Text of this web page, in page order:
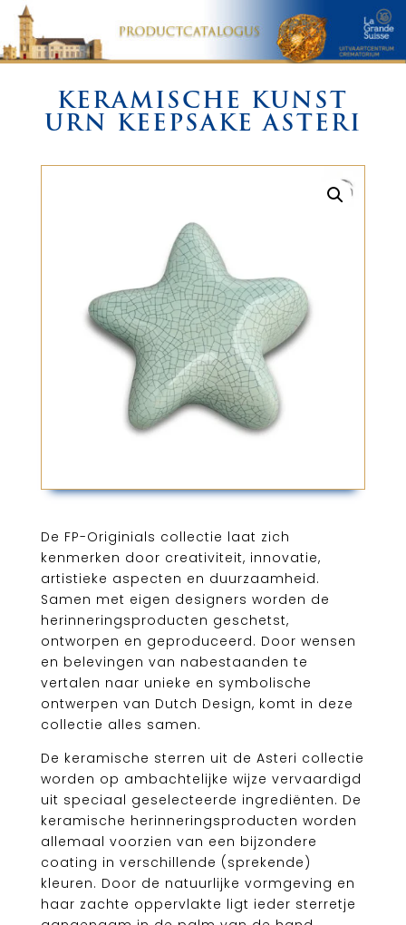
KERAMISCHE KUNST
URN KEEPSAKE ASTERI
De FP-Originials collectie laat zich
kenmerken door creativiteit, innovatie,
artistieke aspecten en duurzaamheid.
Samen met eigen designers worden de
herinneringsproducten geschetst,
ontworpen en geproduceerd. Door wensen
en belevingen van nabestaanden te
vertalen naar unieke en symbolische
ontwerpen van Dutch Design, komt in deze
collectie alles samen.
De keramische sterren uit de Asteri collectie
worden op ambachtelijke wijze vervaardigd
uit speciaal geselecteerde ingrediënten. De
keramische herinneringsproducten worden
allemaal voorzien van een bijzondere
coating in verschillende (sprekende)
kleuren. Door de natuurlijke vormgeving en
haar zachte oppervlakte ligt ieder sterretje